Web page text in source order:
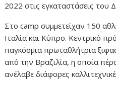
2022 στις εγκαταστάσεις του
Στο camp συμμετείχαν 150
Ιταλία και Κύπρο. Κεντρικό
παγκόσμια πρωταθλήτρια
από την Βραζιλία, η οποία
ανέλαβε διάφορες